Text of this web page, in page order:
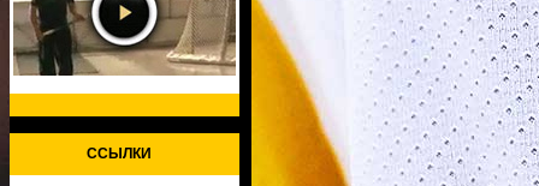
ССЫЛКИ